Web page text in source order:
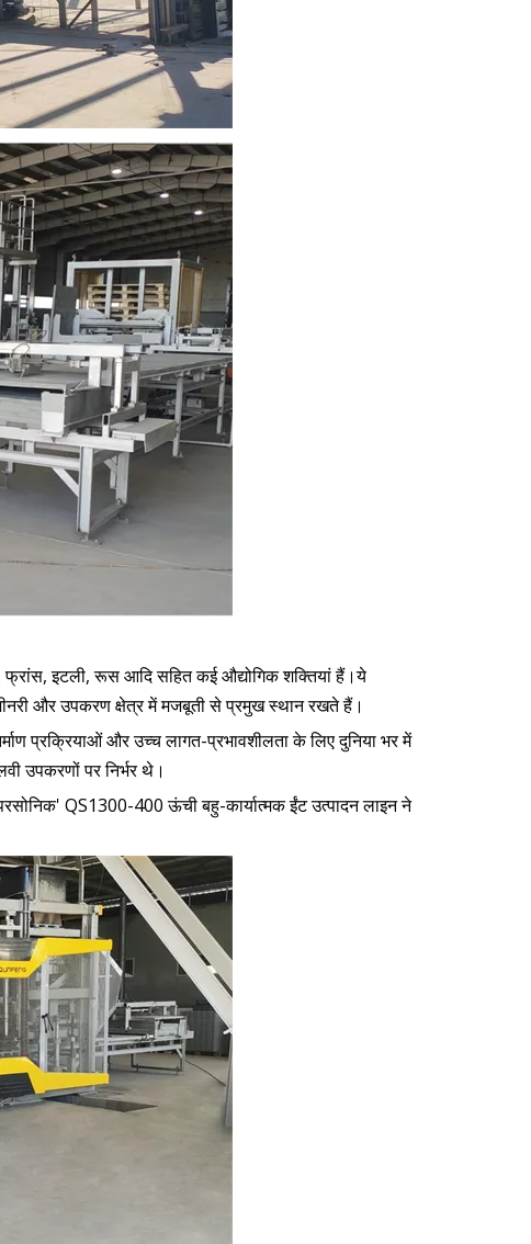
फ्रांस, इटली, रूस आदि सहित कई औद्योगिक शक्तियां हैं।ये
और उपकरण क्षेत्र में मजबूती से प्रमुख स्थान रखते हैं।
प्रक्रियाओं और उच्च लागत-प्रभावशीलता के लिए दुनिया भर में
उपकरणों पर निर्भर थे।
QS1300-400 ऊंची बहु-कार्यात्मक ईंट उत्पादन लाइन ने